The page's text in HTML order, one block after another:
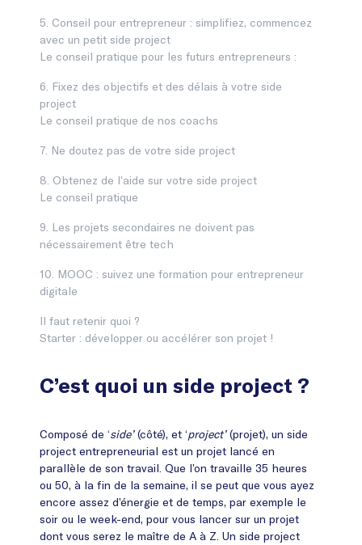
5. Conseil pour entrepreneur : simplifiez, commencez
avec un petit side project
Le conseil pratique pour les futurs entrepreneurs :
6. Fixez des objectifs et des délais à votre side
project
Le conseil pratique de nos coachs
7. Ne doutez pas de votre side project
8. Obtenez de l’aide sur votre side project
Le conseil pratique
9. Les projets secondaires ne doivent pas
nécessairement être tech
10. MOOC : suivez une formation pour entrepreneur
digitale
Il faut retenir quoi ?
Starter : développer ou accélérer son projet !
C’est quoi un side project ?
Composé de ‘side’(côté), et ‘project’(projet), un side
project entrepreneurial est un projet lancé en
parallèle de son travail. Que l’on travaille 35 heures
ou 50, à la fin de la semaine, il se peut que vous ayez
encore assez d’énergie et de temps, par exemple le
soir ou le week-end, pour vous lancer sur un projet
dont vous serez le maître de A à Z. Un side project